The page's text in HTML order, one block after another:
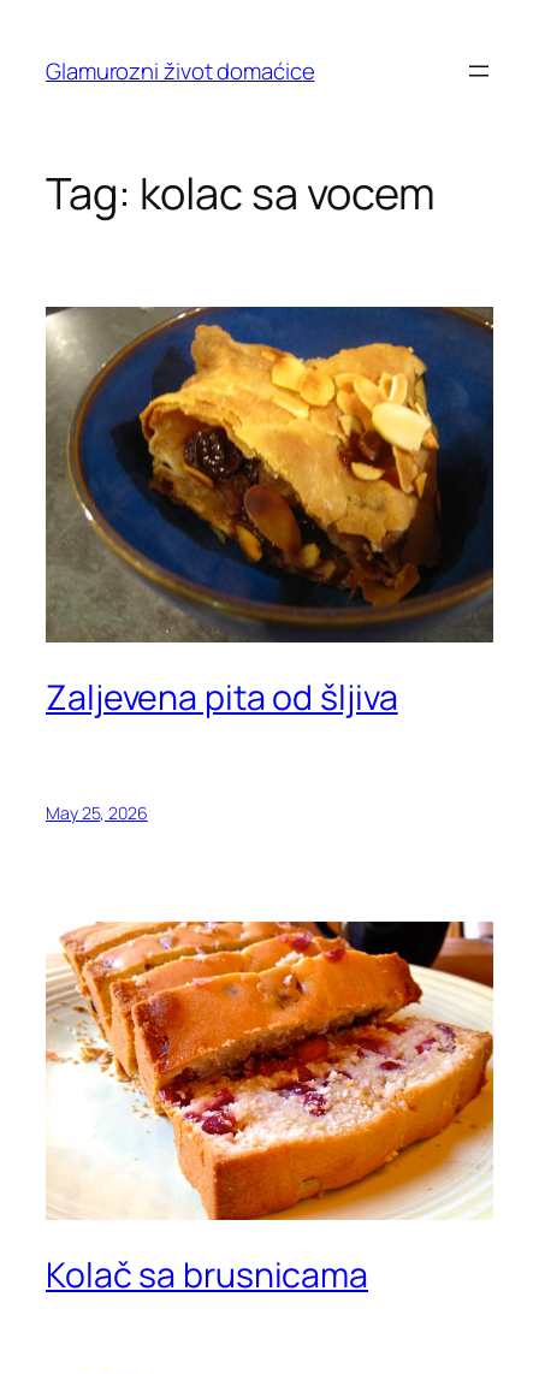
content
Glamurozni život domaćice
Tag: kolac sa vocem
Zaljevena pita od šljiva
May 25, 2026
Kolač sa brusnicama